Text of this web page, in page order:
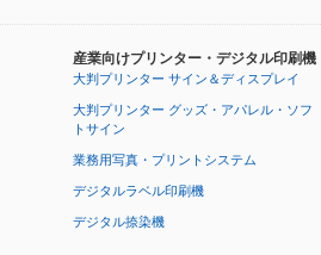
産業向けプリンター・デジタル印刷機
大判プリンター サイン＆ディスプレイ
大判プリンター グッズ・アパレル・ソフ
トサイン
業務用写真・プリントシステム
デジタルラベル印刷機
デジタル捺染機